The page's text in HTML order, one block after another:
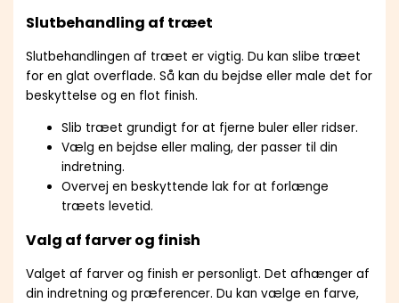
Slutbehandling af træet
Slutbehandlingen af træet er vigtig. Du kan slibe træet
for en glat overflade. Så kan du bejdse eller male det for
beskyttelse og en flot finish.
Slib træet grundigt for at fjerne buler eller ridser.
Vælg en bejdse eller maling, der passer til din
indretning.
Overvej en beskyttende lak for at forlænge
træets levetid.
Valg af farver og finish
Valget af farver og finish er personligt. Det afhænger af
din indretning og præferencer. Du kan vælge en farve,